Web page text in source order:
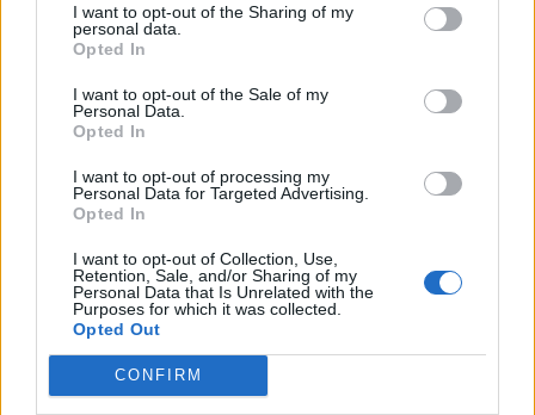
I want to opt-out of the Sharing of my
personal data.
Opted In
I want to opt-out of the Sale of my
Personal Data.
Opted In
I want to opt-out of processing my
Personal Data for Targeted Advertising.
Opted In
I want to opt-out of Collection, Use,
Retention, Sale, and/or Sharing of my
Personal Data that Is Unrelated with the
Purposes for which it was collected.
Opted Out
CONFIRM
à ne pas alimenter des suppositions. En vous
appuyant sur les faits, vous pourrez avancer avec
Sagittaire— Le 16 May 2026 ouvre un espace
nouvelles et aux respirations bienvenues. Vous
pourriez ressentir un besoin plus fort de sortir d’une
routine, de changer d’air, de découvrir autre chose ou
de redonner du sens à votre emploi du temps. Les
influences du jour soutiennent les déplacements, les
échanges stimulants, les projets spontanés et les
idées qui apportent un souffle neuf. Côté émotions,
l’envie d’aller de l’avant est bien présente, mais elle